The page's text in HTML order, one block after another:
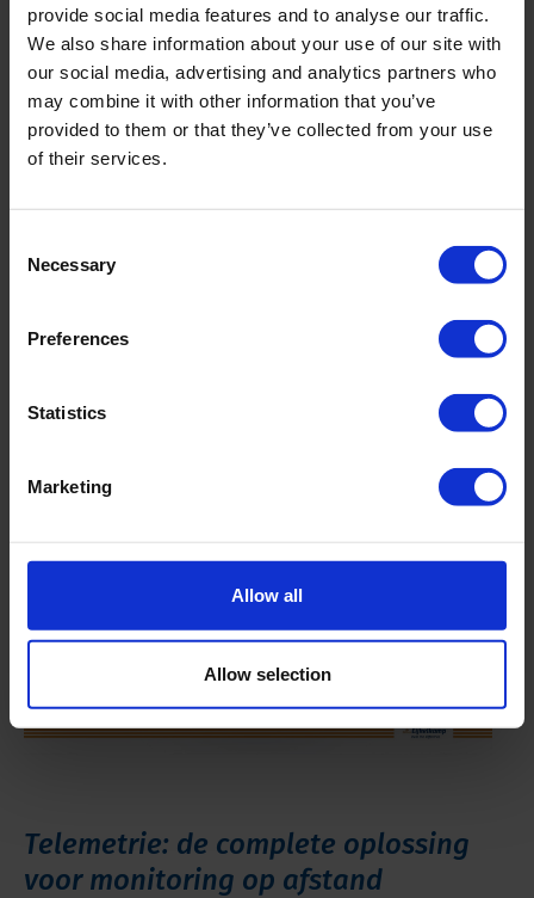
provide social media features and to analyse our traffic.
We also share information about your use of our site with
our social media, advertising and analytics partners who
may combine it with other information that you’ve
provided to them or that they’ve collected from your use
of their services.
Selection
Necessary
Preferences
Statistics
Marketing
Allow all
Allow selection
ROAK
Bekijk data en maak rapporten
Grote flexibiliteit
Telemetrie: de complete oplossing
voor monitoring op afstand